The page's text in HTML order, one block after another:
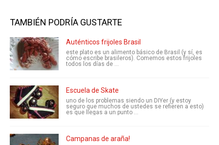
TAMBIÉN PODRÍA GUSTARTE
Auténticos frijoles Brasil
este plato es un alimento básico de Brasil (y sí, es
cómo escribe brasileros). Comemos estos frijoles
todos los días de ...
Escuela de Skate
uno de los problemas siendo un DIYer (y estoy
seguro que muchos de ustedes se refieren a esto)
es que llegas a un punto ...
Campanas de araña!